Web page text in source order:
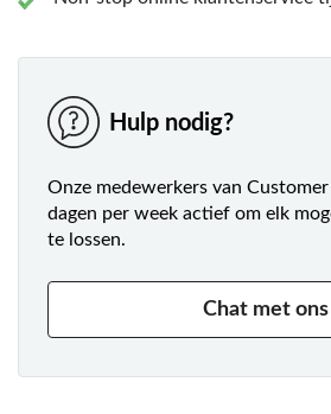
Hulp nodig?
Onze medewerkers van
dagen per week actief om elk
te lossen.
Chat met ons